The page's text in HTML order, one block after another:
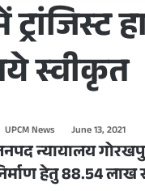
स्वीकृत
UPCM News June 13, 2021
न्यायालय
हेतु 88.54